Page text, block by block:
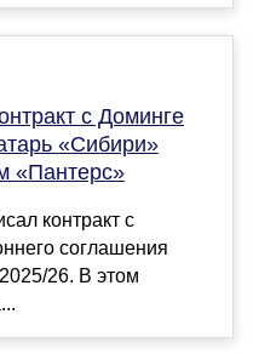
с Доминге
«Сибири»
«Пантерс»
контракт с
соглашения
26. В этом